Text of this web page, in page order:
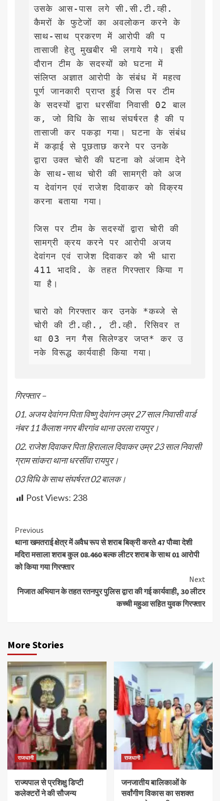
उसके आस-पास लगे सी.सी.टी.व्ही.
कैमरों के फुटेजों का अवलोकन करने के
साथ-साथ प्रकरण में आरोपी की प
तासाजी हेतु मुखबीर भी लगाये गये। इसी
दौरान टीम के सदस्यों को घटना में
संलिप्त अज्ञात आरोपी के संबंध में महत्व
पूर्ण जानकारी प्राप्त हुई जिस पर टीम
के सदस्यों द्वारा धरसींवा निवासी 02 बाल
क, जो विधि के साथ संघर्षरत है की प
तासाजी कर पकड़ा गया। घटना के संबंध
में कड़ाई से पूछताछ करने पर उनके
द्वारा उक्त चोरी की घटना को अंजाम देने
के साथ-साथ चोरी की सामग्री को अज
य देवांगन एवं राजेश दिवाकर को विक्रय
करना बताया गया।
जिस पर टीम के सदस्यों द्वारा चोरी की
सामग्री क्रय करने पर आरोपी अजय
देवांगन एवं राजेश दिवाकर को भी धारा
411 भादवि. के तहत गिरफ्तार किया ग
या है।
चारो को गिरफ्तार कर उनके *कब्जे से
चोरी की टी.व्ही., टी.व्ही. रिसिवर त
था 03 नग गैस सिलेण्डर जप्त* कर उ
नके विरूद्ध कार्यवाही किया गया।
गिरफ्तार –
01. अजय देवांगन पिता विष्णु देवांगन उम्र 27 साल निवासी वार्ड
नंबर 11 कैलाश नगर बीरगांव थाना उरला रायपुर।
02. राजेश दिवाकर पिता हिरालाल दिवाकर उम्र 23 साल निवासी
ग्राम सांकरा थाना धरसींवा रायपुर।
03 विधि के साथ संघर्षरत 02 बालक।
Post Views: 238
Continue
Reading
Previous
थाना खमतराई क्षेत्र में अवैध रूप से शराब बिक्री करते 47 पौव्वा देशी
मदिरा मसाला शराब कुल 08.460 बल्क लीटर शराब के साथ 01 आरोपी
को किया गया गिरफ्तार
Next
निजात अभियान के तहत रतनपुर पुलिस द्वारा की गई कार्यवाही, 30 लीटर
कच्ची महुआ सहित युवक गिरफ्तार
More Stories
राजधानी
राज्यपाल से प्रशिक्षु डिप्टी
कलेक्टरों ने की सौजन्य
राजधानी
जनजातीय बालिकाओं के
सर्वांगीण विकास का सशक्त